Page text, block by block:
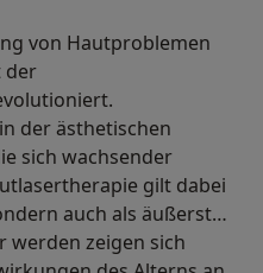
von Hautproblemen
der
der ästhetischen
sich wachsender
gilt dabei
auch als äußerst
werden zeigen sich